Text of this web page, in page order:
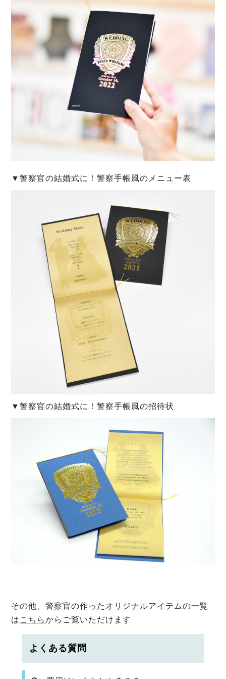
▼警察官の結婚式に！警察手帳風のメニュー表
▼警察官の結婚式に！警察手帳風の招待状
その他、警察官の作ったオリジナルアイテムの一覧
は こちらからご覧いただけます
よくある質問